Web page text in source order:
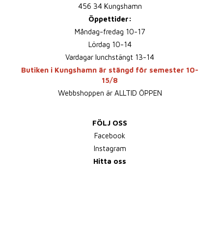
456 34 Kungshamn
Öppettider:
Måndag-fredag 10-17
Lördag 10-14
Vardagar lunchstängt 13-14
Butiken i Kungshamn är stängd för semester 10-
15/8
Webbshoppen är ALLTID ÖPPEN
FÖLJ OSS
Facebook
Instagram
Hitta oss